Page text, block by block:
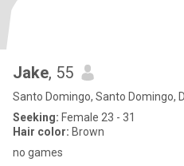
Jake, 55
Santo Domingo, Santo Domingo,
Seeking: Female 23 - 31
Hair color: Brown
no games